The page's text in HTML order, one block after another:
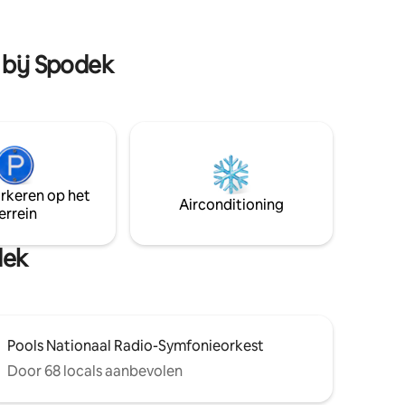
Silesian Park en de dierentuin (2,2 km).
Spodek
op het
Airconditioning
Pools Nationaal Radio-Symfonieorkest
Door 68 locals aanbevolen